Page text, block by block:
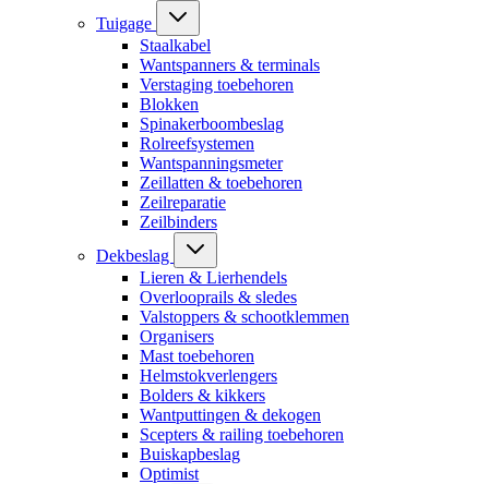
Tuigage
Staalkabel
Wantspanners & terminals
Verstaging toebehoren
Blokken
Spinakerboombeslag
Rolreefsystemen
Wantspanningsmeter
Zeillatten & toebehoren
Zeilreparatie
Zeilbinders
Dekbeslag
Lieren & Lierhendels
Overlooprails & sledes
Valstoppers & schootklemmen
Organisers
Mast toebehoren
Helmstokverlengers
Bolders & kikkers
Wantputtingen & dekogen
Scepters & railing toebehoren
Buiskapbeslag
Optimist